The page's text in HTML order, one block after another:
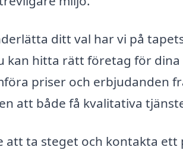
ditt val har vi på
kan hitta rätt företag för
priser och erbjudanden
att både få kvalitativa
att ta steget och kontakta